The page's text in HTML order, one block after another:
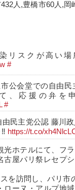
人,豊橋市60人,岡
リスクが高い
#
公会堂での自由
、応援の弁を
#
民主党公認 藤川
https://t.co/
ホテルにて、フ
古屋パリ祭レセプ
を訪問し、パリ市